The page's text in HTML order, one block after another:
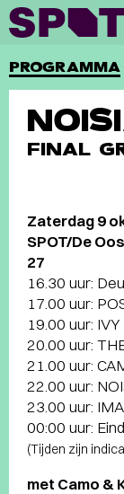
PROGRAMMA
FINAL
Zaterdag 9
SPOT/De
27
16.30 uur:
17.00 uur:
19.00 uur:
20.00 uur:
21.00 uur:
22.00 uur:
23.00 uur:
00:00 uur:
(Tijden zijn
met Camo &